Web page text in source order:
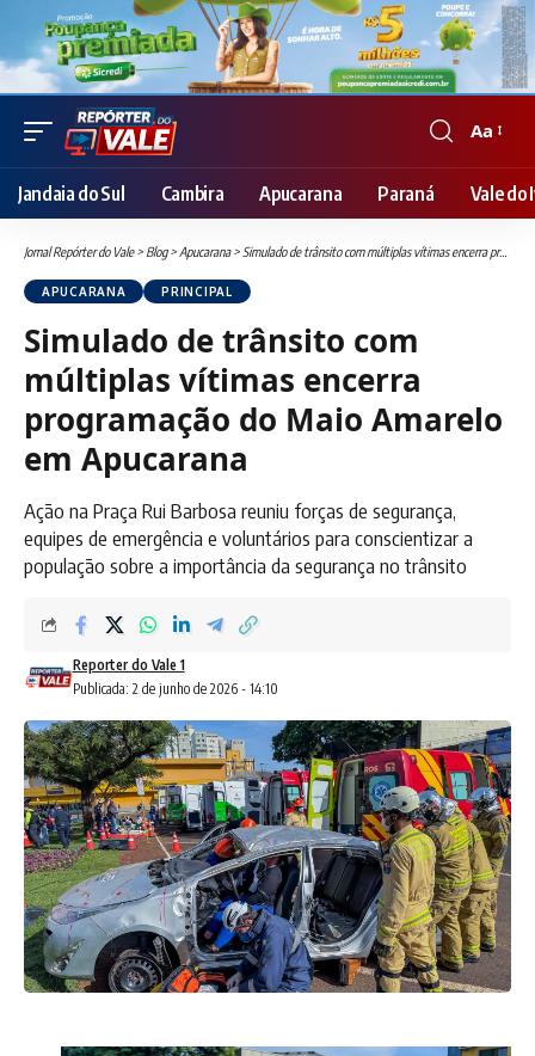
Font
Resizer
Aa
Jandaia do Sul Cambira Apucarana Paraná Vale do
Jornal Repórter do Vale> Blog>Apucarana> Simulado de trânsito com múltiplas vítimas encerra programação do Maio Amarelo em Apucarana
APUCARANA PRINCIPAL
Simulado de trânsito com
múltiplas vítimas encerra
programação do Maio Amarelo
em Apucarana
Ação na Praça Rui Barbosa reuniu forças de segurança,
equipes de emergência e voluntários para conscientizar a
população sobre a importância da segurança no trânsito
Publicada: 2 de junho de 2026 - 14:10
Reporter do Vale 1